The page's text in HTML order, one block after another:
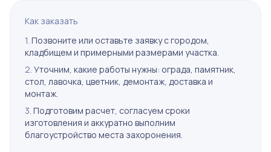
Как заказать
1. Позвоните или оставьте заявку с городом,
кладбищем и примерными размерами участка.
2. Уточним, какие работы нужны: ограда, памятник,
стол, лавочка, цветник, демонтаж, доставка и
монтаж.
3. Подготовим расчет, согласуем сроки
изготовления и аккуратно выполним
благоустройство места захоронения.